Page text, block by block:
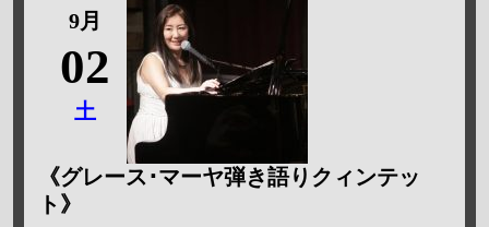
9月
02
土
《グレース･マーヤ弾き語りクィンテッ
ト》